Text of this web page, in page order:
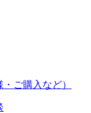
ご購入など）